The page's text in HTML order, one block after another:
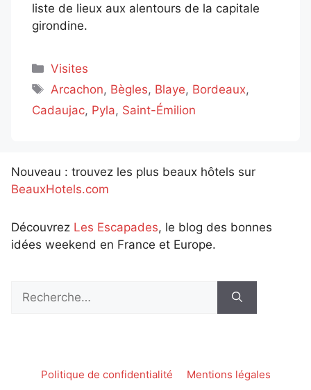
liste de lieux aux alentours de la capitale
girondine.
Catégories
Visites
Étiquettes
Arcachon, Bègles, Blaye, Bordeaux,
Cadaujac, Pyla, Saint-Émilion
Nouveau : trouvez les plus beaux hôtels sur
BeauxHotels.com
Découvrez Les Escapades, le blog des bonnes
idées weekend en France et Europe.
Politique de confidentialité Mentions légales